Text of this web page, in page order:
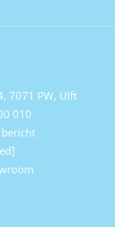
7071 PW, Ulft
010